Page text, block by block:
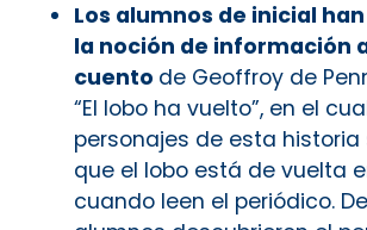
Los alumnos de inicial
la noción de información
cuento de Geoffroy de
“El lobo ha vuelto”, en el
personajes de esta historia
que el lobo está de vuelta
cuando leen el periódico.